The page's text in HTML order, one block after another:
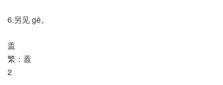
6.另见 gě。
盖
繁：蓋
2